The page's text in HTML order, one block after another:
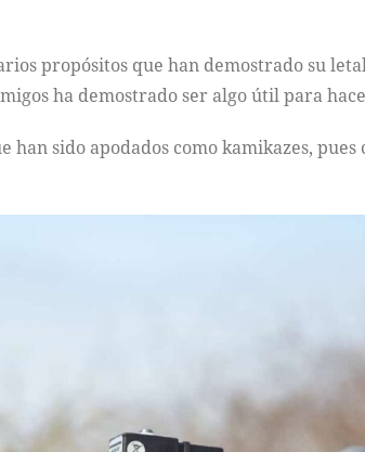
propósitos que han demostrado su
ha demostrado ser algo útil para
han sido apodados como kamikazes,